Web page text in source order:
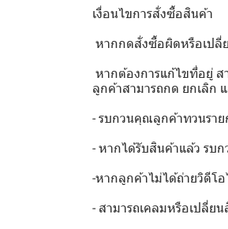
เงื่อนไขการสั่งซื้อสินค้า
หากกดสั่งซื้อผิดหรือเปลี่
หากต้องการแก้ไขที่อยู่
ลูกค้าสามารถกด ยกเลิก
- รบกวนคุณลูกค้าทวนรา
- หากได้รับสินค้าแล้ว รบ
-หากลูกค้าไม่ได้ถ่ายวิดีโ
- สามารถเคลมหรือเปลี่ย